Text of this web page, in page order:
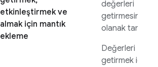
etkinleştirmek ve
almak için mantık
ekleme
değerleri
getirmesine
olanak tanır.
Değerleri
getirmek için